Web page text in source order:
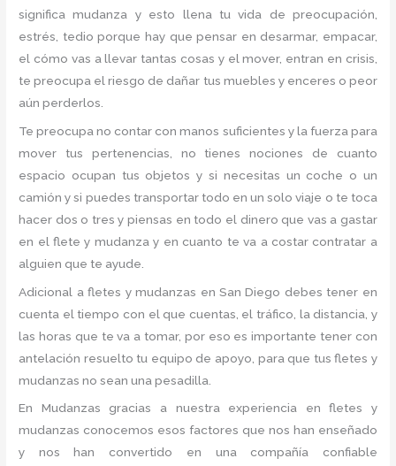
significa mudanza y esto llena tu vida de preocupación,
estrés, tedio porque hay que pensar en desarmar, empacar,
el cómo vas a llevar tantas cosas y el mover, entran en crisis,
te preocupa el riesgo de dañar tus muebles y enceres o peor
aún perderlos.
Te preocupa no contar con manos suficientes y la fuerza para
mover tus pertenencias, no tienes nociones de cuanto
espacio ocupan tus objetos y si necesitas un coche o un
camión y si puedes transportar todo en un solo viaje o te toca
hacer dos o tres y piensas en todo el dinero que vas a gastar
en el flete y mudanza y en cuanto te va a costar contratar a
alguien que te ayude.
Adicional a fletes y mudanzas en San Diego debes tener en
cuenta el tiempo con el que cuentas, el tráfico, la distancia, y
las horas que te va a tomar, por eso es importante tener con
antelación resuelto tu equipo de apoyo, para que tus fletes y
mudanzas no sean una pesadilla.
En Mudanzas gracias a nuestra experiencia en fletes y
mudanzas conocemos esos factores que nos han enseñado
y nos han convertido en una compañía confiable